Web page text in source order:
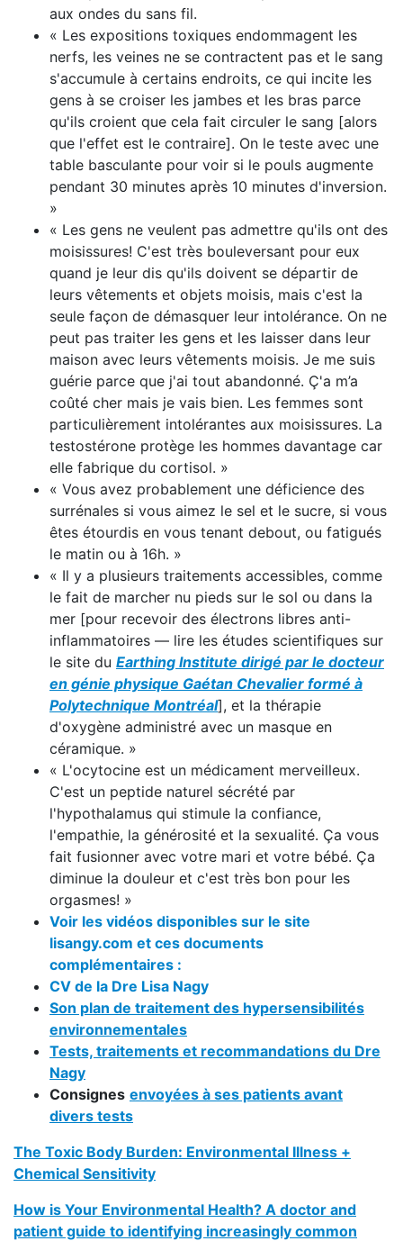
aux ondes du sans fil.
« Les expositions toxiques endommagent les
nerfs, les veines ne se contractent pas et le sang
s'accumule à certains endroits, ce qui incite les
gens à se croiser les jambes et les bras parce
qu'ils croient que cela fait circuler le sang [alors
que l'effet est le contraire]. On le teste avec une
table basculante pour voir si le pouls augmente
pendant 30 minutes après 10 minutes d'inversion.
»
« Les gens ne veulent pas admettre qu'ils ont des
moisissures! C'est très bouleversant pour eux
quand je leur dis qu'ils doivent se départir de
leurs vêtements et objets moisis, mais c'est la
seule façon de démasquer leur intolérance. On ne
peut pas traiter les gens et les laisser dans leur
maison avec leurs vêtements moisis. Je me suis
guérie parce que j'ai tout abandonné. Ç'a m’a
coûté cher mais je vais bien. Les femmes sont
particulièrement intolérantes aux moisissures. La
testostérone protège les hommes davantage car
elle fabrique du cortisol. »
« Vous avez probablement une déficience des
surrénales si vous aimez le sel et le sucre, si vous
êtes étourdis en vous tenant debout, ou fatigués
le matin ou à 16h. »
« Il y a plusieurs traitements accessibles, comme
le fait de marcher nu pieds sur le sol ou dans la
mer [pour recevoir des électrons libres anti-
inflammatoires — lire les études scientifiques sur
le site du Earthing Institute dirigé par le docteur
en génie physique Gaétan Chevalier formé à
Polytechnique Montréal], et la thérapie
d'oxygène administré avec un masque en
céramique. »
« L'ocytocine est un médicament merveilleux.
C'est un peptide naturel sécrété par
l'hypothalamus qui stimule la confiance,
l'empathie, la générosité et la sexualité. Ça vous
fait fusionner avec votre mari et votre bébé. Ça
diminue la douleur et c'est très bon pour les
orgasmes! »
Voir les vidéos disponibles sur le site
lisangy.com et ces documents
complémentaires :
CV de la Dre Lisa Nagy
Son plan de traitement des hypersensibilités
environnementales
Tests, traitements et recommandations du Dre
Nagy
Consignes envoyées à ses patients avant
divers tests
The Toxic Body Burden: Environmental Illness +
Chemical Sensitivity
How is Your Environmental Health? A doctor and
patient guide to identifying increasingly common